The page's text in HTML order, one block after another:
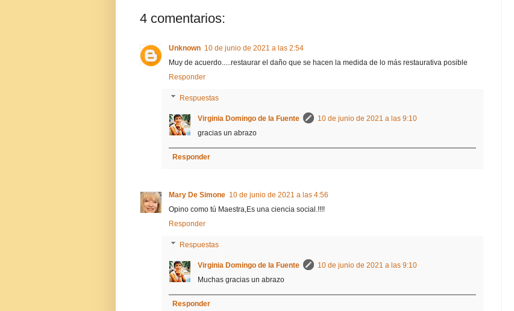
4 comentarios:
Unknown 10 de junio de 2021 a las 2:54
Muy de acuerdo.....restaurar el daño que se hacen la medida de lo más restaurativa posible
Responder
Respuestas
Virginia Domingo de la Fuente
10 de junio de 2021 a las 9:10
gracias un abrazo
Responder
Mary De Simone 10 de junio de 2021 a las 4:56
Opino como tú Maestra,Es una ciencia social.!!!!
Responder
Respuestas
Virginia Domingo de la Fuente
10 de junio de 2021 a las 9:10
Muchas gracias un abrazo
Responder